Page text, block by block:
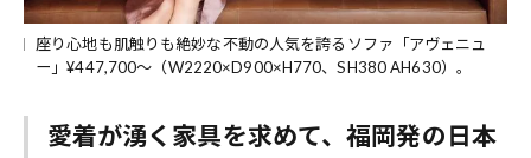
座り心地も肌触りも絶妙な不動の人気を誇るソファ「アヴェニュ
ー」¥447,700～（W2220×D900×H770、SH380 AH630）。
愛着が湧く家具を求めて、福岡発の日本